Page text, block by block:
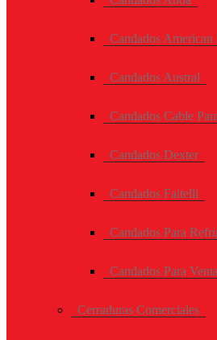
Candados American
Candados Austral
Candados Cable
Candados Dexter
Candados Faitelli
Candados Para
Candados Para
Cerraduras Comerciales